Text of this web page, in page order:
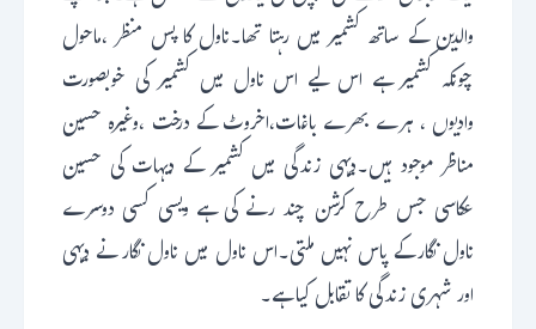
والدین کے ساتھ کشمیر میں رہتا تھا۔ناول کا پس منظر ،ماحول
چونکہ کشمیر ہے اس لیے اس ناول میں کشمیر کی خوبصورت
وادیوں ، ہرے بھرے باغات،اخروٹ کے درخت ،وغیرہ حسین
مناظر موجود ہیں۔دیہی زندگی میں کشمیر کے دیہات کی حسین
عکاسی جس طرح کرشن چند رنے کی ہے ویسی کسی دوسرے
ناول نگارکے پاس نہیں ملتی۔اس ناول میں ناول نگار نے دیہی
اور شہری زندگی کا تقابل کیا ہے۔